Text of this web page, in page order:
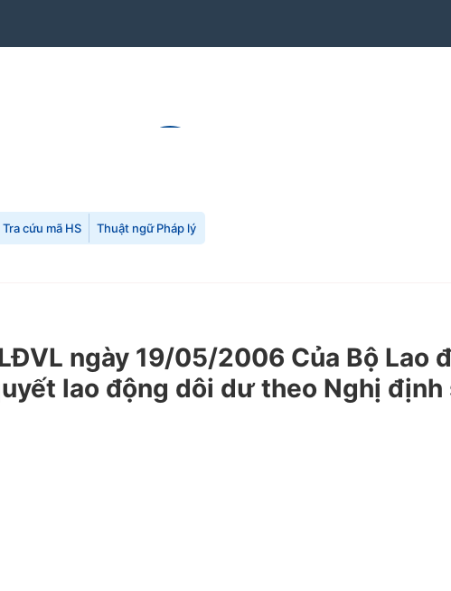
Tra cứu mã HS Thuật ngữ Pháp lý
ngày 19/05/2006 Của Bộ Lao
lao động dôi dư theo Nghị